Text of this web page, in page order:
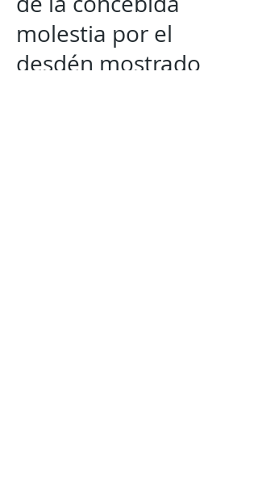
molestia por el
desdén mostrado